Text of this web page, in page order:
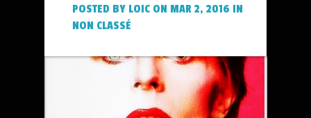
POSTED BY LOIC ON MAR 2, 2016 IN
NON CLASSÉ